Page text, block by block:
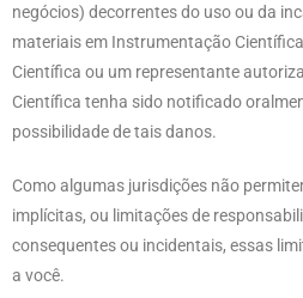
negócios) decorrentes do uso ou da
materiais em Instrumentação
Científica ou um representante
Científica tenha sido notificado
possibilidade de tais danos.
Como algumas jurisdições não
implícitas, ou limitações de
consequentes ou incidentais, essas
a você.